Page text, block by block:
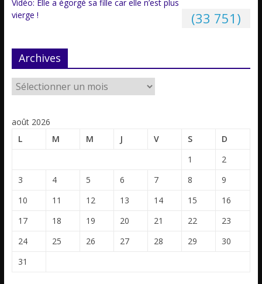
Vidéo: Elle a égorgé sa fille car elle n’est plus
vierge !
(33 751)
Archives
août 2026
L
M M J V S
D
1
2
3
4 5 6 7 8
9
10
11 12 13 14 15
16
17
18 19 20 21 22
23
24
25 26 27 28 29
30
31